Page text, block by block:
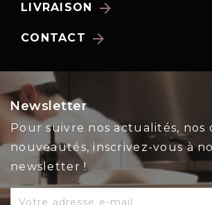
LIVRAISON arrow_forward
CONTACT arrow_forward
Newsletter
Pour suivre nos actualités, nos
nouveautés, inscrivez-vous à
newsletter !